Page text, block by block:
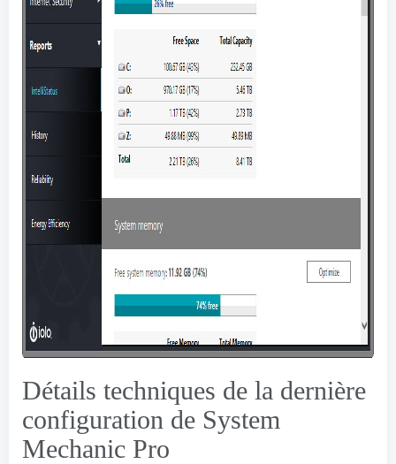
Détails techniques de la dernière
configuration de System
Mechanic Pro